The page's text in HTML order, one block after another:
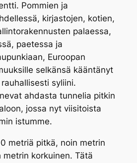
Pommien ja
kirjastojen, kotien,
palaessa,
paetessa ja
Euroopan
selkänsä kääntänyt
syliini.
ahdasta tunnelia pitkin
jossa nyt viisitoista
istumme.
metriä pitkä, noin metrin
metrin korkuinen. Tätä